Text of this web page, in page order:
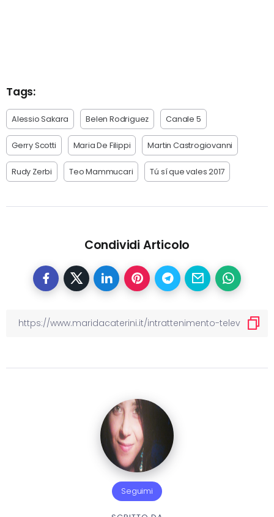
Tags:
Alessio Sakara Belen Rodriguez Canale 5
Gerry Scotti Maria De Filippi Martin Castrogiovanni
Rudy Zerbi Teo Mammucari Tú sí que vales 2017
Condividi Articolo
Seguimi